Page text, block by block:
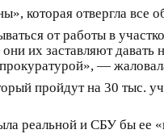
которая отвергла все
от работы в
их заставляют
—
пройдут на 30 тыс.
реальной и СБУ бы ее